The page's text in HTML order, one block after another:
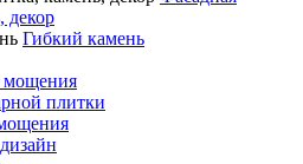
декор
Гибкий камень
мощения
плитки